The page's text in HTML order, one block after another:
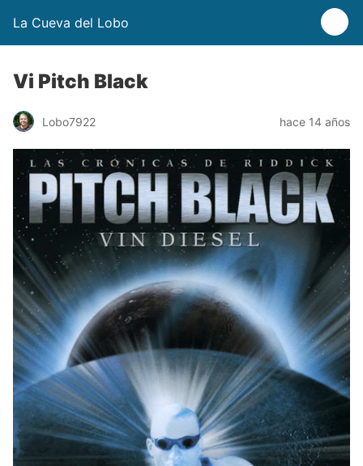
La Cueva del Lobo
Vi Pitch Black
Lobo7922 hace 14 años